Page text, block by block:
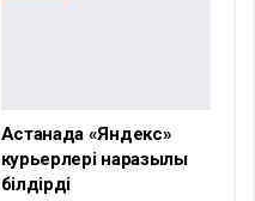
Астанада «Яндекс»
курьерлері наразылық
білдірді